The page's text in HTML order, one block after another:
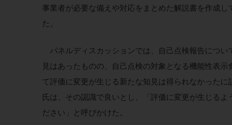
事業者が必要な備えや対応をまとめた解説書を作成
た。
パネルディスカッションでは、自己点検報告につい
見はあったものの、自己点検の対象となる機能性表
て評価に変更が生じる新たな知見は得られなかった
氏は、その認識で良いとし、「評価に変更が生じる
ださい」と呼びかけた。